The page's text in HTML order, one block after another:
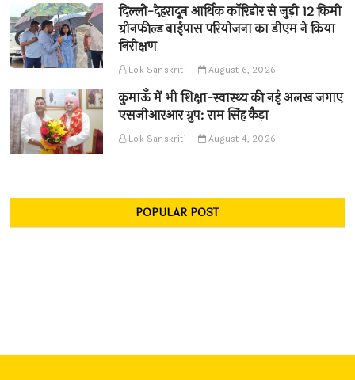
दिल्ली-देहरादून आर्थिक कॉरिडोर से जुड़ी 12 किमी
ग्रीनफील्ड बाईपास परियोजना का डीएम ने किया
निरीक्षण
Lok Sanskriti August 6, 2026
कुमाऊँ में भी शिक्षा-स्वास्थ्य की नई अलख जगाए
एसजीआरआर ग्रुप: राम सिंह कैड़ा
Lok Sanskriti August 4, 2026
POPULAR POST